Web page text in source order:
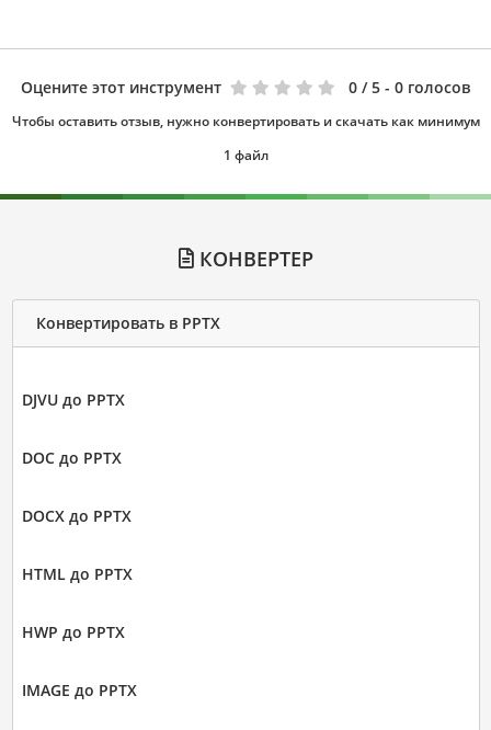
Оцените этот инструмент 0 / 5 - 0 голосов
Чтобы оставить отзыв, нужно конвертировать и скачать как минимум
1 файл
КОНВЕРТЕР
Конвертировать в PPTX
DJVU до PPTX
DOC до PPTX
DOCX до PPTX
HTML до PPTX
HWP до PPTX
IMAGE до PPTX